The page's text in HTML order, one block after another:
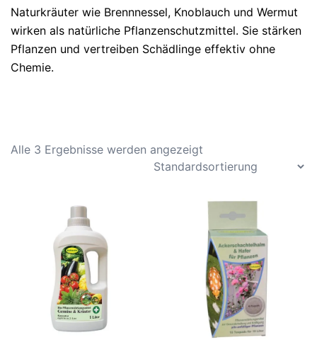
Naturkräuter wie Brennnessel, Knoblauch und Wermut
wirken als natürliche Pflanzenschutzmittel. Sie stärken
Pflanzen und vertreiben Schädlinge effektiv ohne
Chemie.
Alle 3 Ergebnisse werden angezeigt